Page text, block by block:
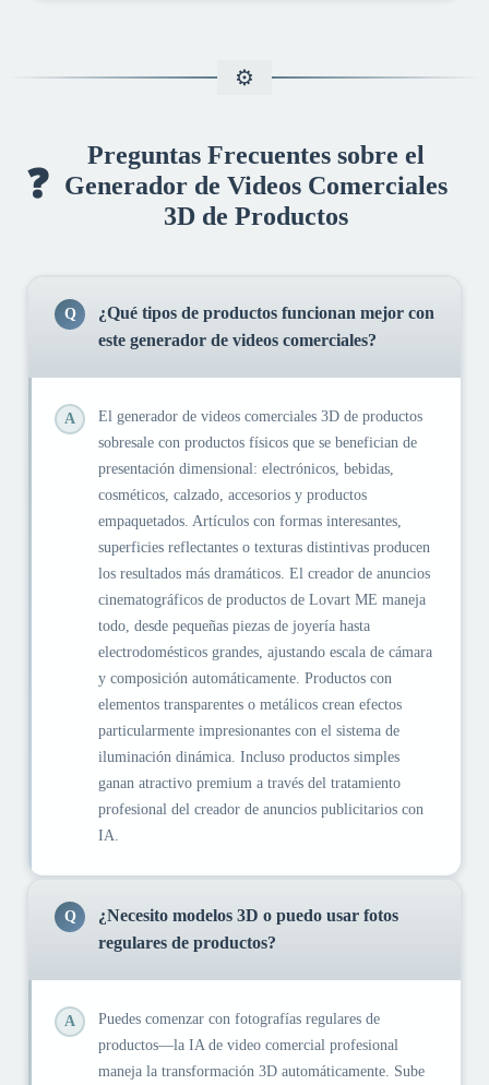
❓
Preguntas Frecuentes sobre el
Generador de Videos Comerciales
3D de Productos
Q
¿Qué tipos de productos funcionan mejor con
este generador de videos comerciales?
A
El generador de videos comerciales 3D de productos
sobresale con productos físicos que se benefician de
presentación dimensional: electrónicos, bebidas,
cosméticos, calzado, accesorios y productos
empaquetados. Artículos con formas interesantes,
superficies reflectantes o texturas distintivas producen
los resultados más dramáticos. El creador de anuncios
cinematográficos de productos de Lovart ME maneja
todo, desde pequeñas piezas de joyería hasta
electrodomésticos grandes, ajustando escala de cámara
y composición automáticamente. Productos con
elementos transparentes o metálicos crean efectos
particularmente impresionantes con el sistema de
iluminación dinámica. Incluso productos simples
ganan atractivo premium a través del tratamiento
profesional del creador de anuncios publicitarios con
IA.
Q
¿Necesito modelos 3D o puedo usar fotos
regulares de productos?
A
Puedes comenzar con fotografías regulares de
productos—la IA de video comercial profesional
maneja la transformación 3D automáticamente. Sube